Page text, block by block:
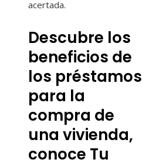
acertada.
Descubre los
beneficios de
los préstamos
para la
compra de
una vivienda,
conoce Tu